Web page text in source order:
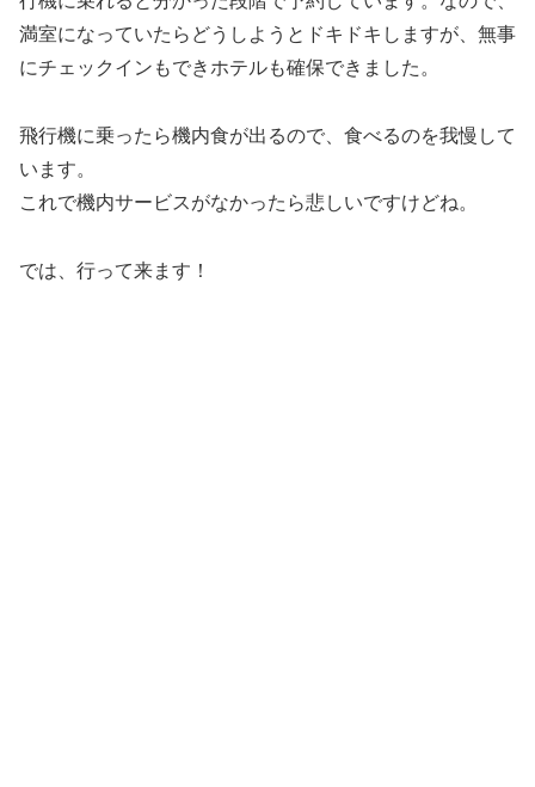
満室になっていたらどうしようとドキドキしますが、無事
にチェックインもできホテルも確保できました。
飛行機に乗ったら機内食が出るので、食べるのを我慢して
います。
これで機内サービスがなかったら悲しいですけどね。
では、行って来ます！